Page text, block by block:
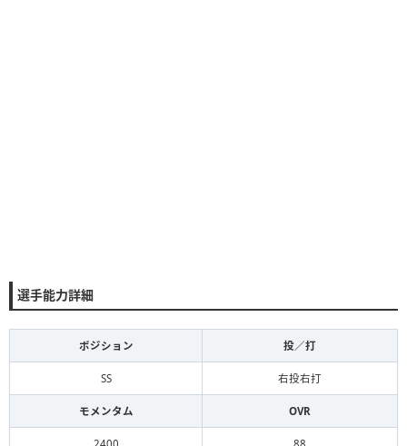
選手能力詳細
ポジション 投／打
SS 右投右打
モメンタム OVR